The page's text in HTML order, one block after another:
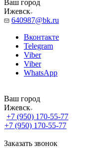
Ваш город
Ижевск
640987@bk.ru
Вконтакте
Telegram
Viber
Viber
WhatsApp
Ваш город
Ижевск
+7 (950) 170-55-77
+7 (950) 170-55-77
Заказать звонок